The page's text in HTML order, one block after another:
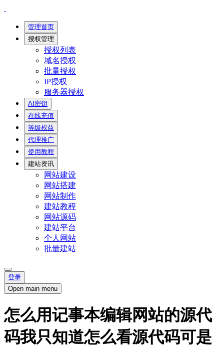
管理首页
授权管理
授权列表
域名授权
批量授权
IP授权
服务器授权
AI密钥
在线充值
等级权益
代理推广
使用教程
建站资讯
网站建设
网站搭建
网站制作
建站教程
网站源码
建站平台
个人网站
批量建站
登录
Open main menu
怎么用记事本编辑网站的源代
码我只知道怎么看源代码可是